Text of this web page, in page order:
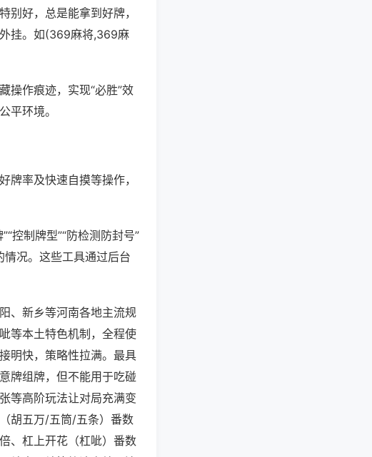
别好，总是能拿到好牌，
挂。如(369麻将,369麻
操作痕迹，实现“必胜”效
平环境。
牌率及快速自摸等操作，
控制牌型”“防检测防封号”
情况。这些工具通过后台
、新乡等河南各地主流规
等本土特色机制，全程使
明快，策略性拉满。最具
牌组牌，但不能用于吃碰
等高阶玩法让对局充满变
胡五万/五筒/五条）番数
、杠上开花（杠呲）番数